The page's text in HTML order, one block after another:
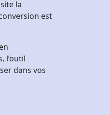
la
est
l’outil
dans vos